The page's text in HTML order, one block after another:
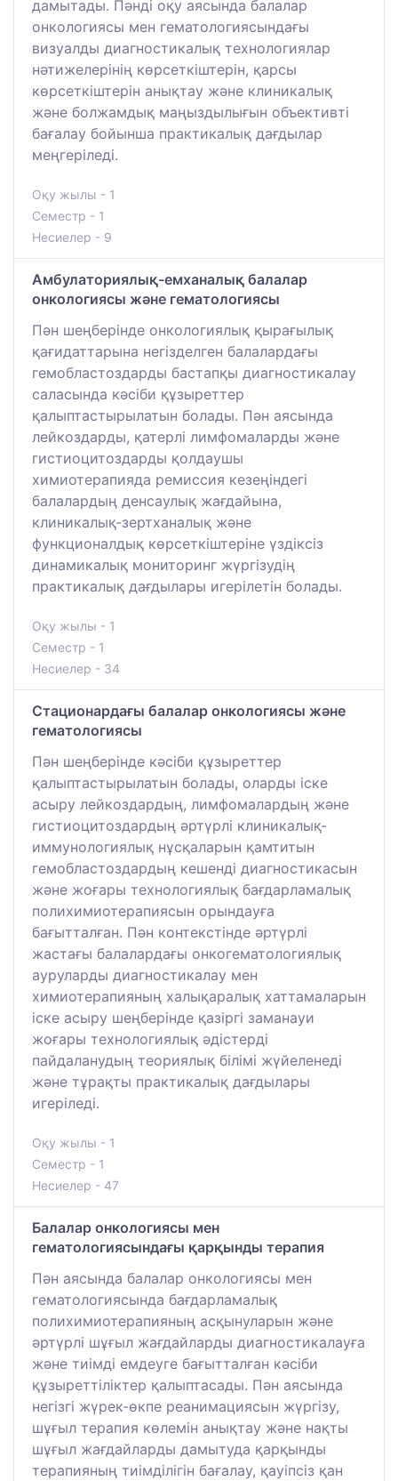
дамытады. Пәнді оқу аясында балалар
онкологиясы мен гематологиясындағы
визуалды диагностикалық технологиялар
нәтижелерінің көрсеткіштерін, қарсы
көрсеткіштерін анықтау және клиникалық
және болжамдық маңыздылығын объективті
бағалау бойынша практикалық дағдылар
меңгеріледі.
Оқу жылы - 1
Семестр - 1
Несиелер - 9
Амбулаториялық-емханалық балалар
онкологиясы және гематологиясы
Пән шеңберінде онкологиялық қырағылық
қағидаттарына негізделген балалардағы
гемобластоздарды бастапқы диагностикалау
саласында кәсіби құзыреттер
қалыптастырылатын болады. Пән аясында
лейкоздарды, қатерлі лимфомаларды және
гистиоцитоздарды қолдаушы
химиотерапияда ремиссия кезеңіндегі
балалардың денсаулық жағдайына,
клиникалық-зертханалық және
функционалдық көрсеткіштеріне үздіксіз
динамикалық мониторинг жүргізудің
практикалық дағдылары игерілетін болады.
Оқу жылы - 1
Семестр - 1
Несиелер - 34
Стационардағы балалар онкологиясы және
гематологиясы
Пән шеңберінде кәсіби құзыреттер
қалыптастырылатын болады, оларды іске
асыру лейкоздардың, лимфомалардың және
гистиоцитоздардың әртүрлі клиникалық-
иммунологиялық нұсқаларын қамтитын
гемобластоздардың кешенді диагностикасын
және жоғары технологиялық бағдарламалық
полихимиотерапиясын орындауға
бағытталған. Пән контекстінде әртүрлі
жастағы балалардағы онкогематологиялық
ауруларды диагностикалау мен
химиотерапияның халықаралық хаттамаларын
іске асыру шеңберінде қазіргі заманауи
жоғары технологиялық әдістерді
пайдаланудың теориялық білімі жүйеленеді
және тұрақты практикалық дағдылары
игеріледі.
Оқу жылы - 1
Семестр - 1
Несиелер - 47
Балалар онкологиясы мен
гематологиясындағы қарқынды терапия
Пән аясында балалар онкологиясы мен
гематологиясында бағдарламалық
полихимиотерапияның асқынуларын және
әртүрлі шұғыл жағдайларды диагностикалауға
және тиімді емдеуге бағытталған кәсіби
құзыреттіліктер қалыптасады. Пән аясында
негізгі жүрек-өкпе реанимациясын жүргізу,
шұғыл терапия көлемін анықтау және нақты
шұғыл жағдайларды дамытуда қарқынды
терапияның тиімділігін бағалау, қауіпсіз қан